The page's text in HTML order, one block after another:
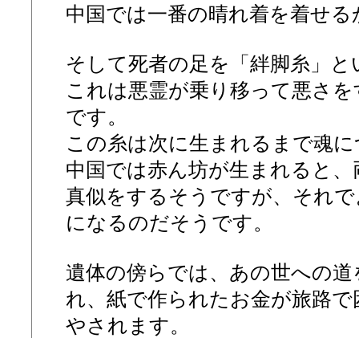
中国では一番の晴れ着を着せ
そして死者の足を「絆脚糸」
これは悪霊が乗り移って悪さ
です。
この糸は次に生まれるまで魂
中国では赤ん坊が生まれると
真似をするそうですが、それ
になるのだそうです。
遺体の傍らでは、あの世への
れ、紙で作られたお金が旅路
やされます。